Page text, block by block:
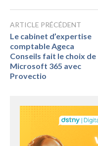
ARTICLE PRÉCÉDENT
Le cabinet d’expertise
comptable Ageca
Conseils fait le choix de
Microsoft 365 avec
Provectio